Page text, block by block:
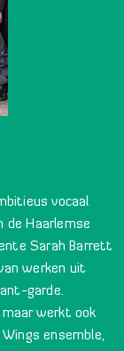
vocaal
de Haarlemse
Sarah Barrett
werken uit
garde.
werkt ook
ensemble,